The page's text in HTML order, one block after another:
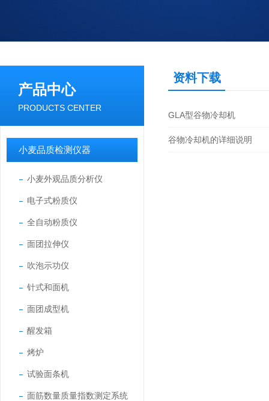
产品中心
PRODUCTS CENTER
小麦品质检测仪器
小麦外观品质分析仪
电子式粉质仪
全自动粉质仪
面团拉伸仪
吹泡示功仪
针式和面机
面团成型机
醒发箱
烤炉
试验面条机
面筋数量质量指数测定系统
资料下载
GLA型谷物冷却机
谷物冷却机的详细说明